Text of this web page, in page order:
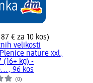
€ za 10 kos)
velikosti
Plenice nature xxl,
(16+ kg) -
96 kos
(0)